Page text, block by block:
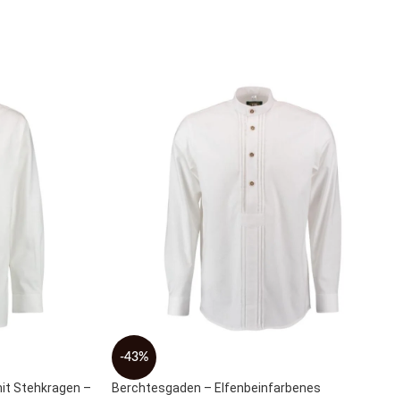
Stehkragen –
-43%
Berchtesgaden – Elfenbeinfarbenes